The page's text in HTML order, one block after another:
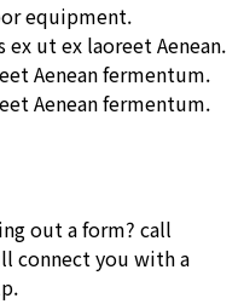
equipment.
ex ut ex laoreet Aenean.
Aenean fermentum.
Aenean fermentum.
out a form? call
connect you with a